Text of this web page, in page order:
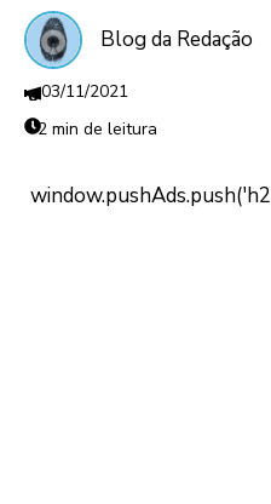
Blog da Redação
03/11/2021
2 min de leitura